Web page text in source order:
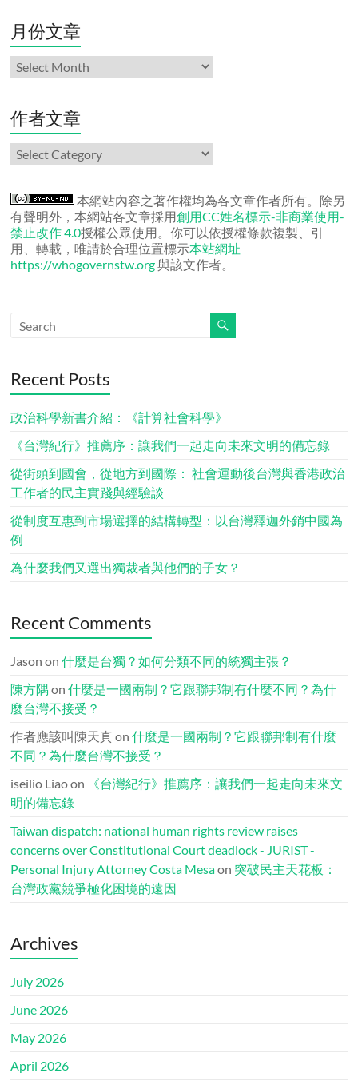
月份文章
月
份
章
作者文章
作
者
章
本網站內容之著作權均為各文章作者所有。除另
有聲明外，本網站各文章採用創用CC姓名標示-非商業使用-
禁止改作 4.0授權公眾使用。你可以依授權條款複製、引
用、轉載，唯請於合理位置標示本站網址
https://whogovernstw.org與該文作者。
Recent Posts
政治科學新書介紹：《計算社會科學》
《台灣紀行》推薦序：讓我們一起走向未來文明的備忘錄
從街頭到國會，從地方到國際： 社會運動後台灣與香港政治
工作者的民主實踐與經驗談
從制度互惠到市場選擇的結構轉型：以台灣釋迦外銷中國為
例
為什麼我們又選出獨裁者與他們的子女？
Recent Comments
Jason on什麼是台獨？如何分類不同的統獨主張？
陳方隅 on什麼是一國兩制？它跟聯邦制有什麼不同？為什
麼台灣不接受？
作者應該叫陳天真on什麼是一國兩制？它跟聯邦制有什麼
不同？為什麼台灣不接受？
iseilio Liaoon
《台灣紀行》推薦序：讓我們一起走向未來文
明的備忘錄
Taiwan dispatch: national human rights review raises
concerns over Constitutional Court deadlock - JURIST -
Personal Injury Attorney Costa Mesaon 突破民主天花板：
台灣政黨競爭極化困境的遠因
Archives
July 2026
June 2026
May 2026
April 2026